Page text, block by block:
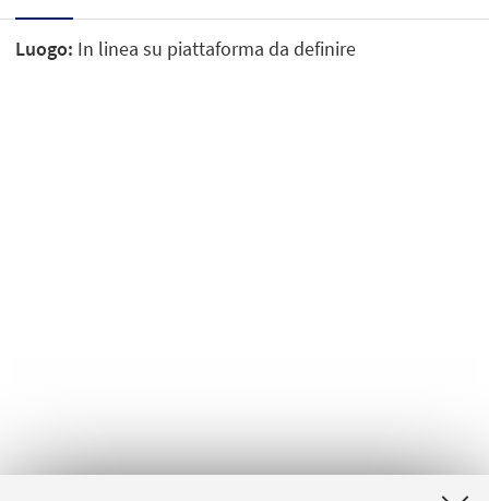
Luogo: In linea su piattaforma da definire